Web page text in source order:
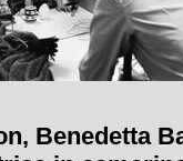
Benedetta